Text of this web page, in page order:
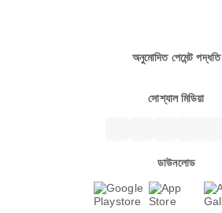
অনুমোদিত পেমেন্ট পদ্ধতি
সোশ্যাল মিডিয়া
ডাউনলোড